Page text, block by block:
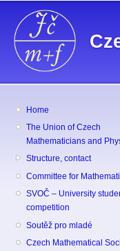
Home
The Union of Czech
Mathematicians and
Structure, contact
Committee for
SVOČ – University
competition
Soutěž pro mladé
Czech Mathematical